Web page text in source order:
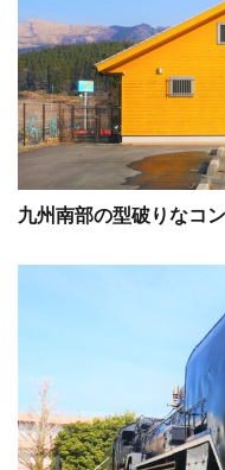
九州南部の型破りなコ